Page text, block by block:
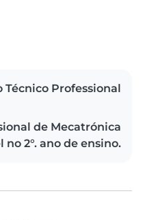
Técnico Professional
de Mecatrónica
2°. ano de ensino.